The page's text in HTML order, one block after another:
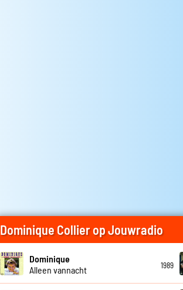
Dominique Collier op Jouwradio
Dominique
Alleen vannacht
1989